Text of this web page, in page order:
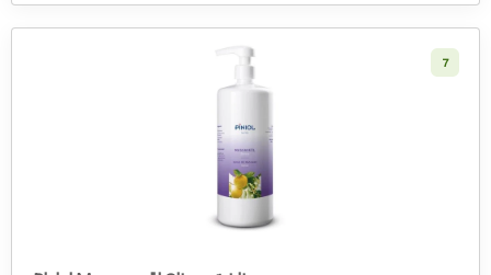
7